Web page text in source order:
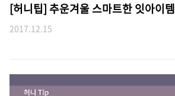
[허니팁] 추운겨울 스마트한 잇아이템
2017.12.15